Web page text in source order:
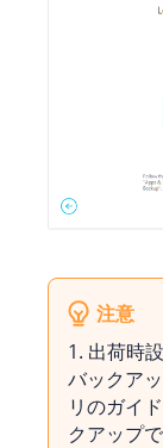
注意
1. 出荷時
バックア
リのガイ
クアップで